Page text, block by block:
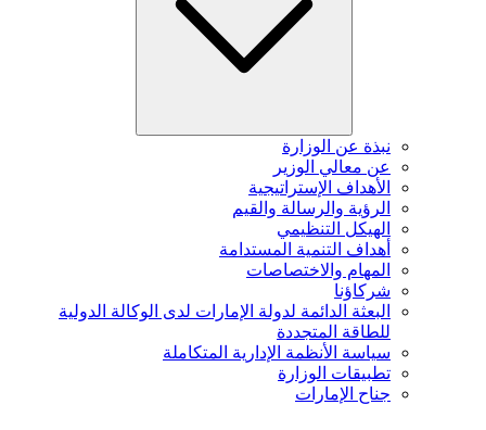
نبذة عن الوزارة
عن معالي الوزير
الأهداف الإستراتيجية
الرؤية والرسالة والقيم
الهيكل التنظيمي
أهداف التنمية المستدامة
المهام والاختصاصات
شركاؤنا
البعثة الدائمة لدولة الإمارات لدى الوكالة الدولية
للطاقة المتجددة
سياسة الأنظمة الإدارية المتكاملة
تطبيقات الوزارة
جناح الإمارات